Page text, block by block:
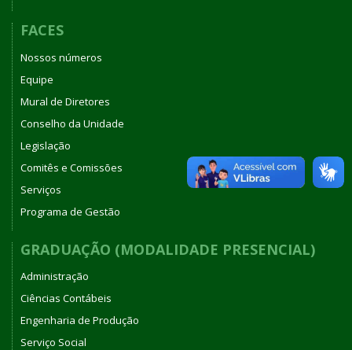
FACES
Nossos números
Equipe
Mural de Diretores
Conselho da Unidade
Legislação
Comitês e Comissões
Serviços
Programa de Gestão
GRADUAÇÃO (MODALIDADE PRESENCIAL)
Administração
Ciências Contábeis
Engenharia de Produção
Serviço Social